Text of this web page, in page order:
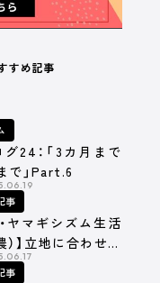
すめ記事
24：「3カ月まで
で」Part.6
事
ヤマギシズム生活
）】立地に合わせた
対策
事